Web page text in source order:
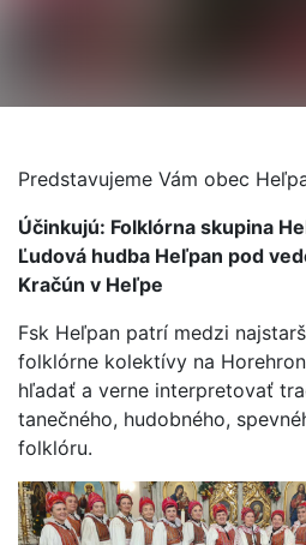
Predstavujeme Vám obec
Účinkujú: Folklórna skupina
Ľudová hudba Heľpan pod
Kračún v Heľpe
Fsk Heľpan patrí medzi
folklórne kolektívy na
hľadať a verne interpretovať
tanečného, hudobného,
folklóru.